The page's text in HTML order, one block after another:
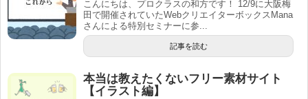
こんにちは、プロクラスの和方です！ 12/9に大阪梅
田で開催されていたWebクリエイターボックスMana
さんによる特別セミナーに参...
記事を読む
本当は教えたくないフリー素材サイト
【イラスト編】